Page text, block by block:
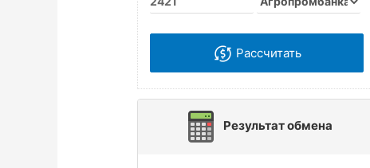
Рассчитать
Результат обмена